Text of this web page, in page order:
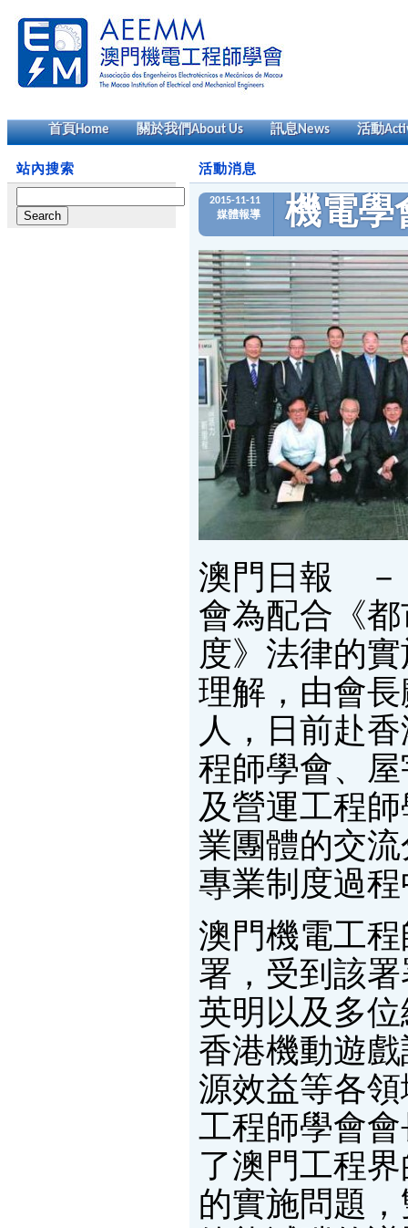
首頁Home 關於我們About Us 訊息News 活動
站內搜索
for:
活動消息
2015-11-11
媒體報導
機電學
澳門日報 －
會為配合《
度》法律的
理解，由會
人，日前赴
程師學會、
及營運工程
業團體的交
專業制度過
澳門機電工
署，受到該
英明以及多
香港機動遊
源效益等各
工程師學會
了澳門工程
的實施問題